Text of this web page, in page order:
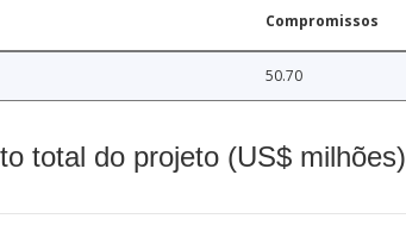
Compromissos
50.70
total do projeto (US$ milhões)